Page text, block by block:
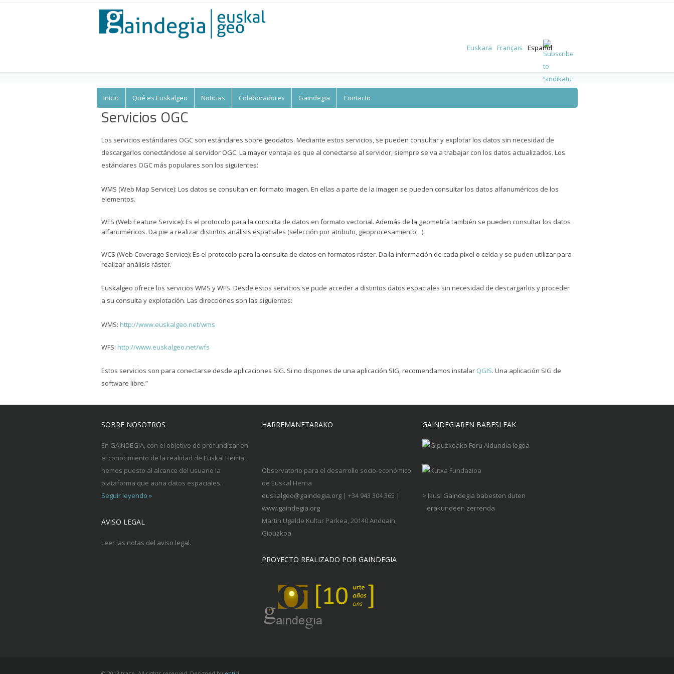
Euskalgeo
Euskara Français Español
Inicio Qué es Euskalgeo Noticias Colaboradores Gaindegia Contacto
Servicios OGC
Los servicios estándares OGC son estándares sobre geodatos. Mediante estos servicios, se pueden consultar y explotar los datos sin necesidad de
descargarlos conectándose al servidor OGC. La mayor ventaja es que al conectarse al servidor, siempre se va a trabajar con los datos actualizados. Los
estándares OGC más populares son los siguientes:
WMS (Web Map Service): Los datos se consultan en formato imagen. En ellas a parte de la imagen se pueden consultar los datos alfanuméricos de los
elementos.
WFS (Web Feature Service): Es el protocolo para la consulta de datos en formato vectorial. Además de la geometría también se pueden consultar los datos
alfanuméricos. Da pie a realizar distintos análisis espaciales (selección por atributo, geoprocesamiento…).
WCS (Web Coverage Service): Es el protocolo para la consulta de datos en formatos ráster. Da la información de cada píxel o celda y se puden utilizar para
realizar análisis ráster.
Euskalgeo ofrece los servicios WMS y WFS. Desde estos servicios se pude acceder a distintos datos espaciales sin necesidad de descargarlos y proceder
a su consulta y explotación. Las direcciones son las siguientes:
WMS: http://www.euskalgeo.net/wms
WFS: http://www.euskalgeo.net/wfs
Estos servicios son para conectarse desde aplicaciones SIG. Si no dispones de una aplicación SIG, recomendamos instalar QGIS. Una aplicación SIG de
software libre.”
SOBRE NOSOTROS
En GAINDEGIA , con el objetivo de profundizar en
el conocimiento de la realidad de Euskal Herria,
hemos puesto al alcance del usuario la
plataforma que auna datos espaciales.
Seguir leyendo »
AVISO LEGAL
Leer las notas del aviso legal.
HARREMANETARAKO
Observatorio para el desarrollo socio-económico
de Euskal Herria
euskalgeo@gaindegia.org | +34 943 304 365 |
www.gaindegia.org
Martin Ugalde Kultur Parkea, 20140 Andoain,
Gipuzkoa
PROYECTO REALIZADO POR GAINDEGIA
GAINDEGIAREN BABESLEAK
> Ikusi Gaindegia babesten duten
erakundeen zerrenda